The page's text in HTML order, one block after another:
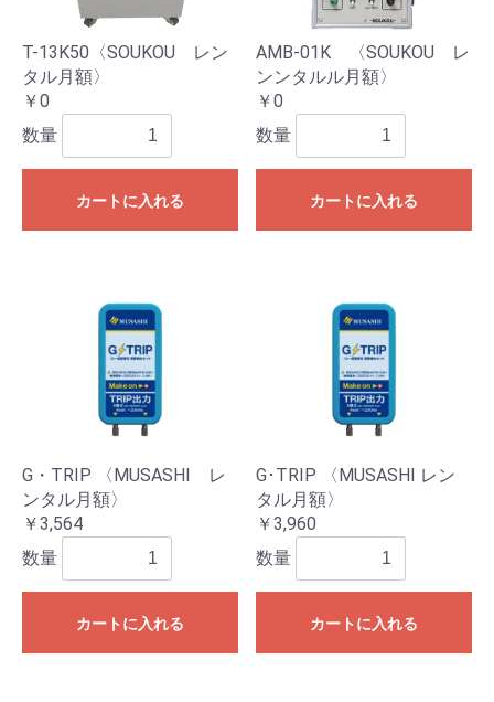
T-13K50〈SOUKOU レン
タル月額〉
￥0
数量
カートに入れる
AMB-01K 〈SOUKOU レ
ンンタルル月額〉
￥0
数量
カートに入れる
G・TRIP 〈MUSASHI レ
ンタル月額〉
￥3,564
数量
カートに入れる
G･TRIP 〈MUSASHI レン
タル月額〉
￥3,960
数量
カートに入れる